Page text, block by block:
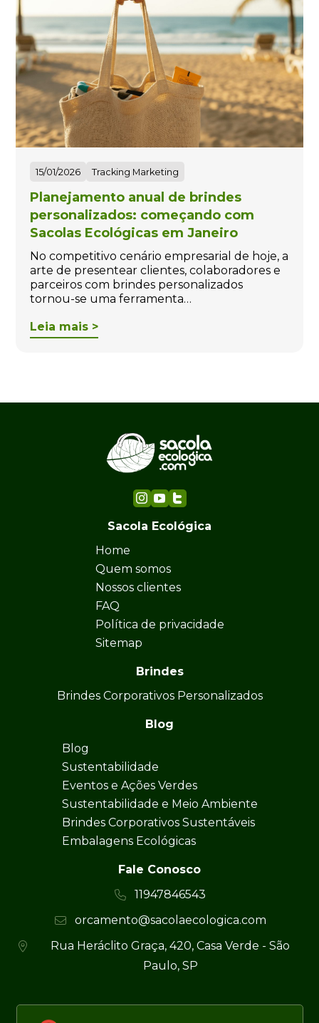
15/01/2026 Tracking Marketing
Planejamento anual de brindes
personalizados: começando com
Sacolas Ecológicas em Janeiro
No competitivo cenário empresarial de hoje, a
arte de presentear clientes, colaboradores e
parceiros com brindes personalizados
tornou-se uma ferramenta…
Leia mais >
Sacola Ecológica
Home
Quem somos
Nossos clientes
FAQ
Política de privacidade
Sitemap
Brindes
Brindes Corporativos Personalizados
Blog
Blog
Sustentabilidade
Eventos e Ações Verdes
Sustentabilidade e Meio Ambiente
Brindes Corporativos Sustentáveis
Embalagens Ecológicas
Fale Conosco
11947846543
orcamento@sacolaecologica.com
Rua Heráclito Graça, 420, Casa Verde - São
Paulo, SP